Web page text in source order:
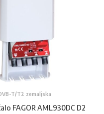
T/T2 zemaljska
FAGOR AML930DC D2